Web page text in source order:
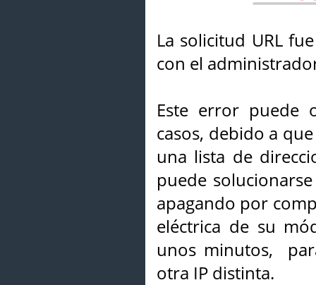
La solicitud URL
con el
Este error puede
casos, debido a
una lista de
puede
apagando por
eléctrica de su
unos minutos,
otra IP distinta.